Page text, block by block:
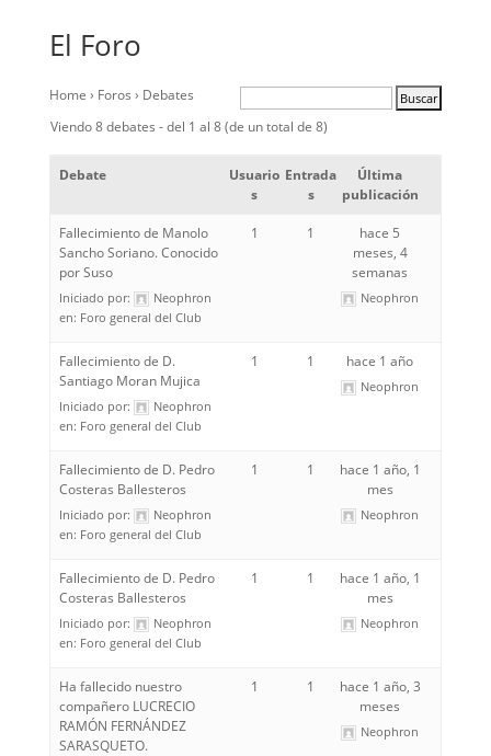
El Foro
Home › Foros › Debates
Viendo 8 debates - del 1 al 8 (de un total de 8)
Debate
Usuario
s
Entrada
s
Última
publicación
Fallecimiento de Manolo
Sancho Soriano. Conocido
por Suso
Iniciado por:
Neophron
en: Foro general del Club
1 1
hace 5
meses, 4
semanas
Neophron
Fallecimiento de D.
Santiago Moran Mujica
Iniciado por:
Neophron
en: Foro general del Club
1 1 hace 1 año
Neophron
Fallecimiento de D. Pedro
Costeras Ballesteros
Iniciado por:
Neophron
en: Foro general del Club
1 1
hace 1 año, 1
mes
Neophron
Fallecimiento de D. Pedro
Costeras Ballesteros
Iniciado por:
Neophron
en: Foro general del Club
1 1
hace 1 año, 1
mes
Neophron
Ha fallecido nuestro
compañero LUCRECIO
RAMÓN FERNÁNDEZ
SARASQUETO.
1 1
hace 1 año, 3
meses
Neophron